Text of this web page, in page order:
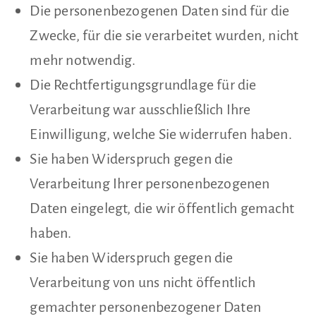
Die personenbezogenen Daten sind für die
Zwecke, für die sie verarbeitet wurden, nicht
mehr notwendig.
Die Rechtfertigungsgrundlage für die
Verarbeitung war ausschließlich Ihre
Einwilligung, welche Sie widerrufen haben.
Sie haben Widerspruch gegen die
Verarbeitung Ihrer personenbezogenen
Daten eingelegt, die wir öffentlich gemacht
haben.
Sie haben Widerspruch gegen die
Verarbeitung von uns nicht öffentlich
gemachter personenbezogener Daten